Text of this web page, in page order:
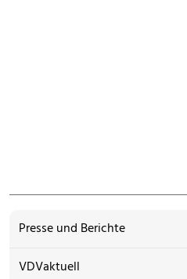
Presse und Berichte
VDVaktuell